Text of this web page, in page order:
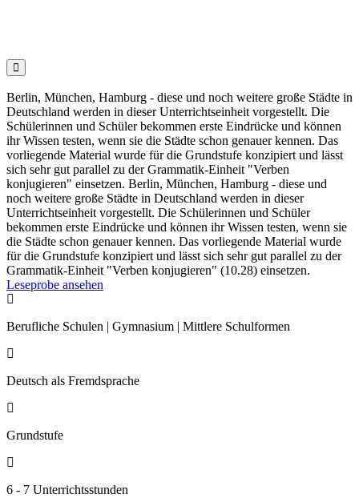

Berlin, München, Hamburg - diese und noch weitere große Städte in
Deutschland werden in dieser Unterrichtseinheit vorgestellt. Die
Schülerinnen und Schüler bekommen erste Eindrücke und können
ihr Wissen testen, wenn sie die Städte schon genauer kennen. Das
vorliegende Material wurde für die Grundstufe konzipiert und lässt
sich sehr gut parallel zu der Grammatik-Einheit "Verben
konjugieren" einsetzen. Berlin, München, Hamburg - diese und
noch weitere große Städte in Deutschland werden in dieser
Unterrichtseinheit vorgestellt. Die Schülerinnen und Schüler
bekommen erste Eindrücke und können ihr Wissen testen, wenn sie
die Städte schon genauer kennen. Das vorliegende Material wurde
für die Grundstufe konzipiert und lässt sich sehr gut parallel zu der
Grammatik-Einheit "Verben konjugieren" (10.28) einsetzen.
Leseprobe ansehen

Berufliche Schulen | Gymnasium | Mittlere Schulformen

Deutsch als Fremdsprache

Grundstufe

6 - 7 Unterrichtsstunden